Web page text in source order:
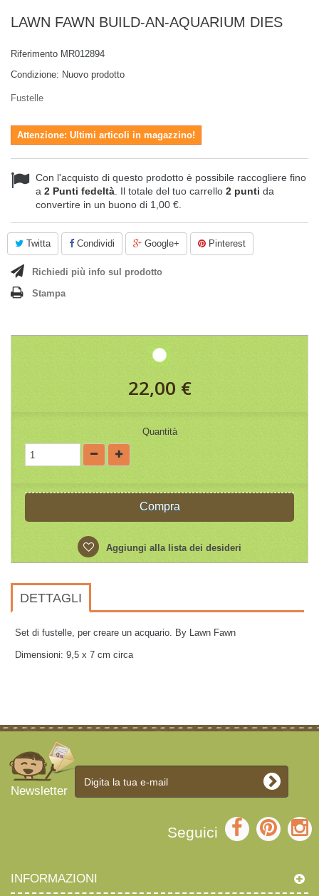
LAWN FAWN BUILD-AN-AQUARIUM DIES
Riferimento MR012894
Condizione: Nuovo prodotto
Fustelle
Attenzione: Ultimi articoli in magazzino!
Con l'acquisto di questo prodotto è possibile raccogliere fino
a 2 Punti fedeltà . Il totale del tuo carrello 2 punti da
convertire in un buono di 1,00 €
Twitta Condividi Google+ Pinterest
Richiedi più info sul prodotto
Stampa
22,00 €
Quantità
Compra
Aggiungi alla lista dei desideri
DETTAGLI
Set di fustelle, per creare un acquario. By Lawn Fawn
Dimensioni: 9,5 x 7 cm circa
Newsletter
Seguici
INFORMAZIONI